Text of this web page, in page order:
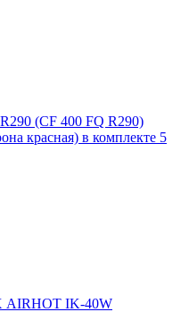
(СF 400 FQ R290)
красная) в комплекте 5
IK-40W